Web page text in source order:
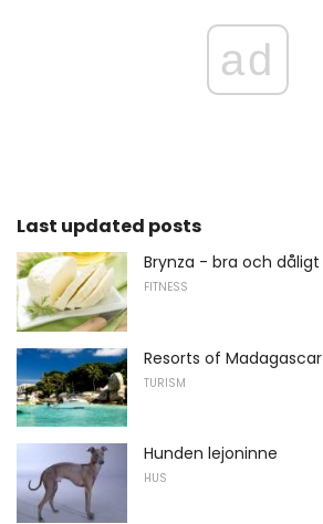
ad
Last updated posts
Brynza - bra och dåligt
FITNESS
Resorts of Madagascar
TURISM
Hunden lejoninne
HUS